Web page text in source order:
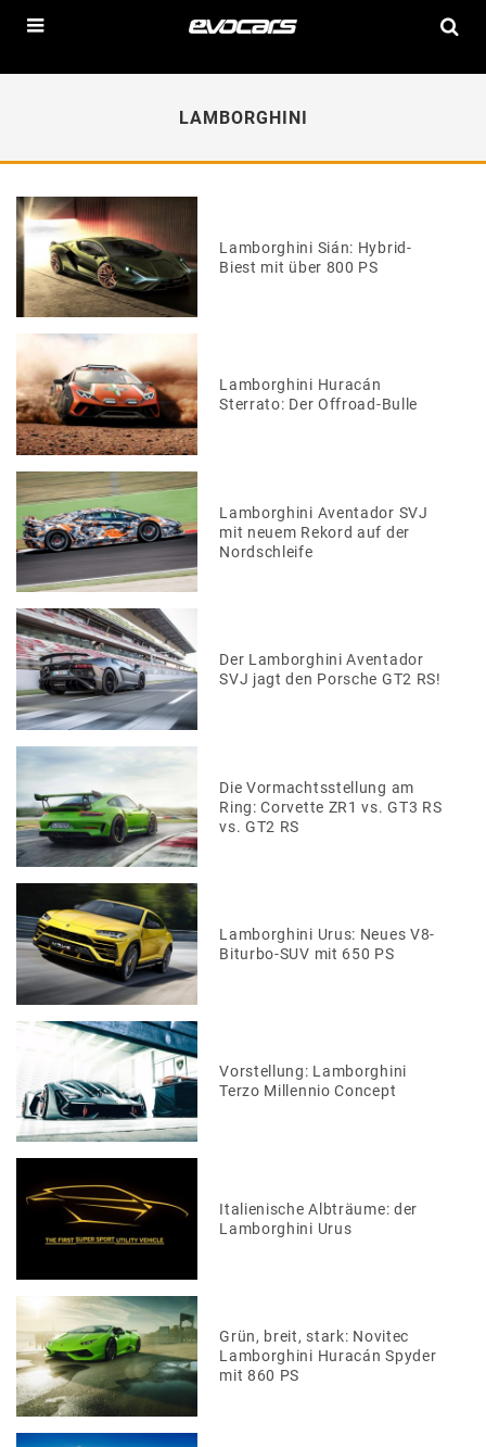
LAMBORGHINI
Lamborghini Sián: Hybrid-
Biest mit über 800 PS
Lamborghini Huracán
Sterrato: Der Offroad-Bulle
Lamborghini Aventador SVJ
mit neuem Rekord auf der
Nordschleife
Der Lamborghini Aventador
SVJ jagt den Porsche GT2 RS!
Die Vormachtsstellung am
Ring: Corvette ZR1 vs. GT3 RS
vs. GT2 RS
Lamborghini Urus: Neues V8-
Biturbo-SUV mit 650 PS
Vorstellung: Lamborghini
Terzo Millennio Concept
Italienische Albträume: der
Lamborghini Urus
Grün, breit, stark: Novitec
Lamborghini Huracán Spyder
mit 860 PS